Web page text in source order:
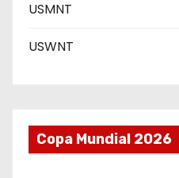
USMNT
USWNT
Copa Mundial 2026